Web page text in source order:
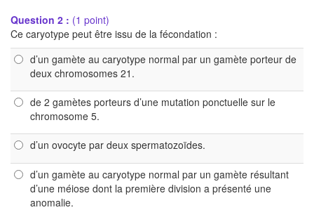
Question 2 : (1 point)
Ce caryotype peut être issu de la fécondation :
d’un gamète au caryotype normal par un gamète porteur de
deux chromosomes 21.
de 2 gamètes porteurs d’une mutation ponctuelle sur le
chromosome 5.
d’un ovocyte par deux spermatozoïdes.
d’un gamète au caryotype normal par un gamète résultant
d’une méiose dont la première division a présenté une
anomalie.